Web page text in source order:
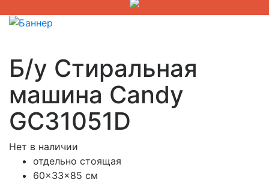
Б/у Стиральная
машина Candy
GC31051D
Нет в наличии
отдельно стоящая
60x33x85 см